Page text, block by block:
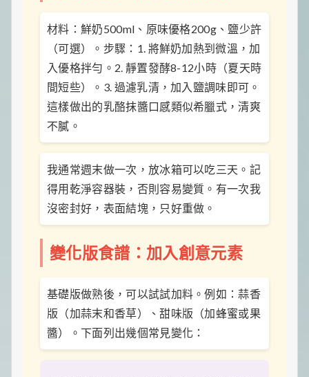
材料：鮮奶500ml、原味優格200g、鹽少許
（可選）。步驟：1. 將鮮奶加熱到微溫，加
入優格拌勻。2. 靜置發酵8-12小時（夏天時
間短些）。3. 過濾乳清，加入鹽調味即可。
這樣做出的乳酪抹醬口感類似希臘式，清爽
不膩。
我通常週末做一次，放冰箱可以吃三天。記
得用乾淨容器裝，否則容易變質。有一次我
沒密封好，表面結塊，只好重做。
變化版食譜：加入創意元素
基礎版做熟後，可以試試加料。例如：蒜香
版（加蒜末和香草）、甜味版（加蜂蜜或果
醬）。下面列出幾個常見變化：